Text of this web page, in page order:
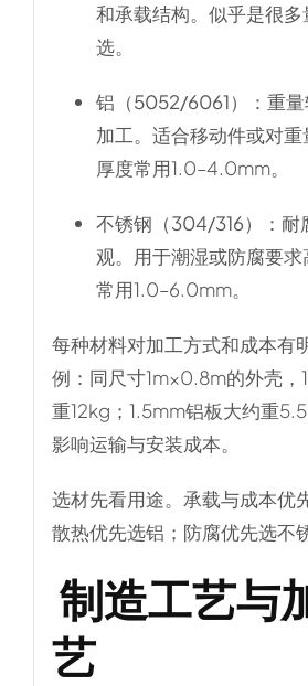
和承载结构。似乎是很
选。
铝（5052/6061）
：重
加工。适合移动件或对重
厚度常用1.0–4.0mm。
不锈钢（304/316）
：
观。用于潮湿或防腐要
常用1.0–6.0mm。
每种材料对加工方式和成本有
例：同尺寸1m×0.8m的外壳，
重12kg；1.5mm铝板大约重
影响运输与安装成本。
选材先看用途。承载与成本优
散热优先选铝；防腐优先选不
制造工艺与
艺